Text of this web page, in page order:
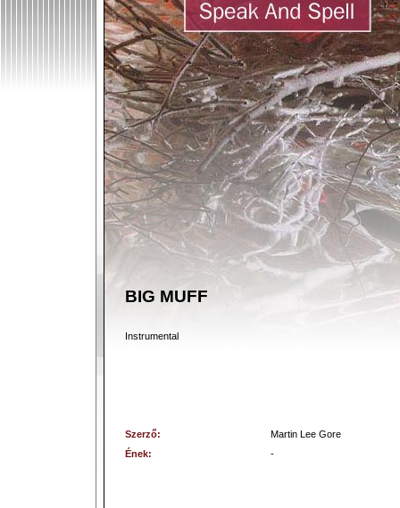
BIG MUFF
Instrumental
Szerző:
Martin Lee Gore
Ének:
-